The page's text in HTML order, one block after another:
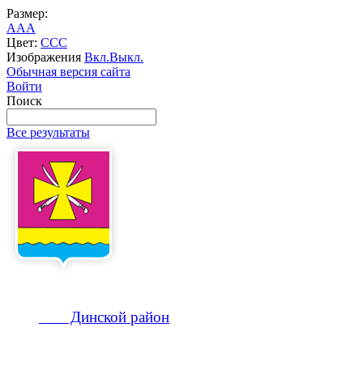
Размер:
AAA
Цвет: CCC
Изображения Вкл.Выкл.
Обычная версия сайта
Войти
Поиск
Все результаты
Динской район